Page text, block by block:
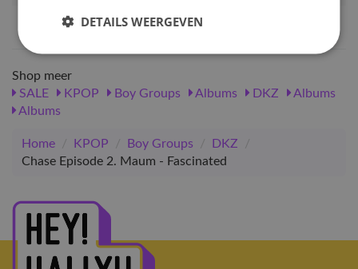
EAN nummer
1000000282771
Shop meer
SALE
KPOP Boy Groups Albums DKZ
Albums
Albums
Home / KPOP / Boy Groups / DKZ
/
Chase Episode 2. Maum - Fascinated
DETAILS WEERGEVEN